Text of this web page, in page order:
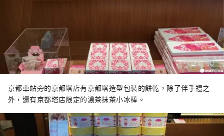
京都車站旁的京都塔店有京都塔造型包裝的餅乾，除了伴手禮之
外，還有京都塔店限定的濃茶抹茶小冰棒。